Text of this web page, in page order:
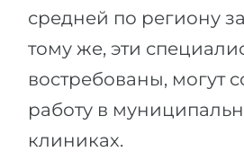
средней по региону
тому же, эти
востребованы, могут
работу в
клиниках.